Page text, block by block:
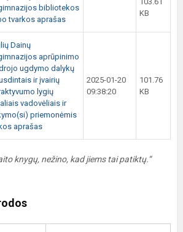
bibliotekos
tvarkos aprašas
KB
Dainų
aprūpinimo
ugdymo dalykų
ir įvairių
lygių
vadovėliais ir
priemonėmis
aprašas
2025-01-20
09:38:20
101.76
KB
knygų, nežino, kad jiems tai patiktų.“